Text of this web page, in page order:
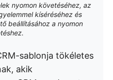
nyomon követéséhez, az
kíséréséhez és
beállításához a nyomon
sablonja tökéletes
akik